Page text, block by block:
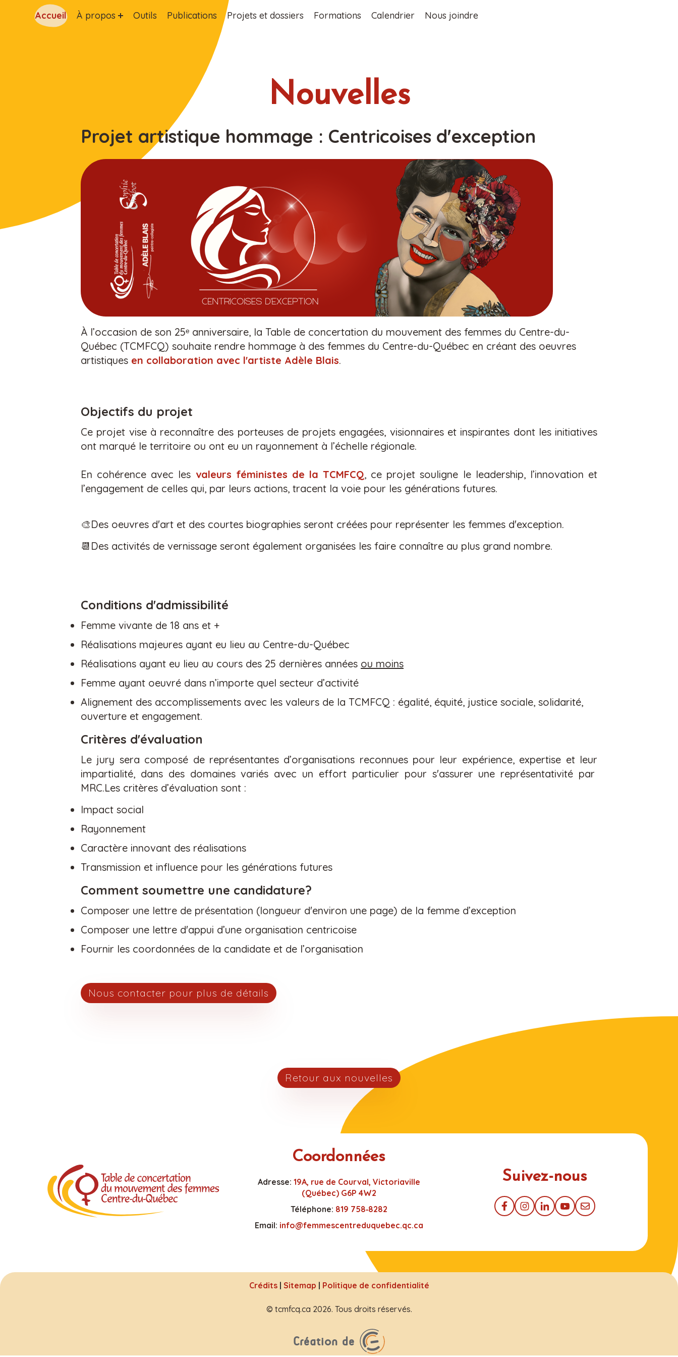
Accueil À propos Outils Publications Projets et dossiers Formations Calendrier Nous joindre
Nouvelles
Projet artistique hommage : Centricoises d'exception
À l’occasion de son 25ᵉ anniversaire, la Table de concertation du mouvement des femmes du Centre-du-
Québec (TCMFCQ) souhaite rendre hommage à des femmes du Centre-du-Québec en créant des oeuvres
artistiques en collaboration avec l'artiste Adèle Blais.
Objectifs du projet
Ce projet vise à reconnaître des porteuses de projets engagées, visionnaires et inspirantes dont les initiatives
ont marqué le territoire ou ont eu un rayonnement à l’échelle régionale.
En cohérence avec les valeurs féministes de la TCMFCQ, ce projet souligne le leadership, l’innovation et
l’engagement de celles qui, par leurs actions, tracent la voie pour les générations futures.
🎨Des oeuvres d'art et des courtes biographies seront créées pour représenter les femmes d'exception.
📆Des activités de vernissage seront également organisées les faire connaître au plus grand nombre.
Conditions d'admissibilité
Femme vivante de 18 ans et +
Réalisations majeures ayant eu lieu au Centre-du-Québec
Réalisations ayant eu lieu au cours des 25 dernières années ou moins
Femme ayant oeuvré dans n’importe quel secteur d’activité
Alignement des accomplissements avec les valeurs de la TCMFCQ : égalité, équité, justice sociale, solidarité,
ouverture et engagement.
Critères d'évaluation
Le jury sera composé de représentantes d’organisations reconnues pour leur expérience, expertise etleur
impartialité, dans des domaines variés avec un effort particulier pour s'assurer une représentativité par
MRC.Les critères d’évaluation sont :
Impact social
Rayonnement
Caractère innovant des réalisations
Transmission et influence pour les générations futures
Comment soumettre une candidature?
Composer une lettre de présentation (longueur d'environ une page) de la femme d’exception
Composer une lettre d'appui d’une organisation centricoise
Fournir les coordonnées de la candidate et de l’organisation
Nous contacter pour plus de détails
Retour aux nouvelles
Coordonnées
Adresse: 19A, rue de Courval, Victoriaville
(Québec) G6P 4W2
Téléphone: 819 758‑8282
Email: info@femmescentreduquebec.qc.ca
Suivez-nous
Crédits| Sitemap | Politique de confidentialité
© tcmfcq.ca 2026. Tous droits réservés.
Création de